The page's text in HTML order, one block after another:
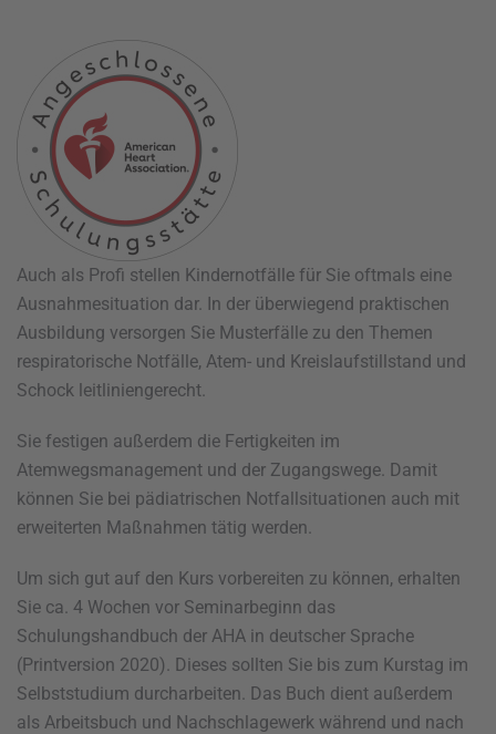
Auch als Profi stellen Kindernotfälle für Sie oftmals eine
Ausnahmesituation dar. In der überwiegend praktischen
Ausbildung versorgen Sie Musterfälle zu den Themen
respiratorische Notfälle, Atem- und Kreislaufstillstand und
Schock leitliniengerecht.
Sie festigen außerdem die Fertigkeiten im
Atemwegsmanagement und der Zugangswege. Damit
können Sie bei pädiatrischen Notfallsituationen auch mit
erweiterten Maßnahmen tätig werden.
Um sich gut auf den Kurs vorbereiten zu können, erhalten
Sie ca. 4 Wochen vor Seminarbeginn das
Schulungshandbuch der AHA in deutscher Sprache
(Printversion 2020). Dieses sollten Sie bis zum Kurstag im
Selbststudium durcharbeiten. Das Buch dient außerdem
als Arbeitsbuch und Nachschlagewerk während und nach